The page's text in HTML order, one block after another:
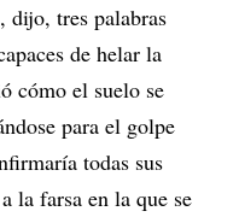
dijo, tres palabras
de helar la
cómo el suelo se
para el golpe
todas sus
la farsa en la que se